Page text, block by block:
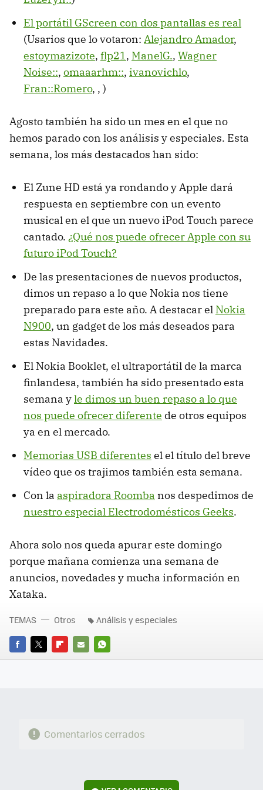
El portátil GScreen con dos pantallas es real
(Usarios que lo votaron: Alejandro Amador,
estoymazizote, flp21 , ManelG., Wagner
Noise::, omaaarhm::, ivanovichlo,
Fran::Romero, , )
Agosto también ha sido un mes en el que no
hemos parado con los análisis y especiales. Esta
semana, los más destacados han sido:
El Zune HD está ya rondando y Apple dará
respuesta en septiembre con un evento
musical en el que un nuevo iPod Touch parece
cantado. ¿Qué nos puede ofrecer Apple con su
futuro iPod Touch?
De las presentaciones de nuevos productos,
dimos un repaso a lo que Nokia nos tiene
preparado para este año. A destacar el Nokia
N900, un gadget de los más deseados para
estas Navidades.
El Nokia Booklet, el ultraportátil de la marca
finlandesa, también ha sido presentado esta
semana yle dimos un buen repaso a lo que
nos puede ofrecer diferente de otros equipos
ya en el mercado.
Memorias USB diferentes el el título del breve
vídeo que os trajimos también esta semana.
Con la aspiradora Roomba nos despedimos de
nuestro especial Electrodomésticos Geeks.
Ahora solo nos queda apurar este domingo
porque mañana comienza una semana de
anuncios, novedades y mucha información en
Xataka.
FACEBOOK
TWITTERFLIPBOARD
E-
WHATSAPP
TEMAS Otros Análisis y especiales
Comentarios cerrados